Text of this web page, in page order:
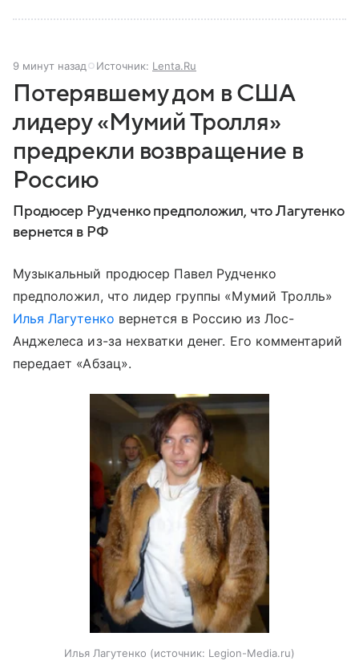
9 минут назад Источник: Lenta.Ru
Потерявшему дом в США
лидеру «Мумий Тролля»
предрекли возвращение в
Россию
Продюсер Рудченко предположил, что Лагутенко
вернется в РФ
Музыкальный продюсер Павел Рудченко
предположил, что лидер группы «Мумий Тролль»
Илья Лагутенко вернется в Россию из Лос-
Анджелеса из-за нехватки денег. Его комментарий
передает «Абзац».
Илья Лагутенко источник: Legion-Media.ru